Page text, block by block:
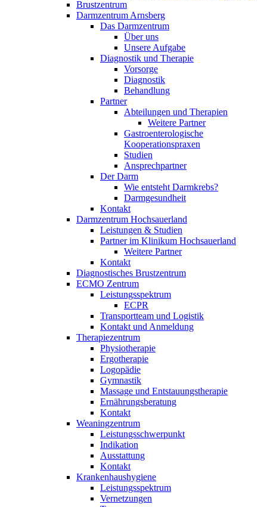
Brustzentrum
Darmzentrum Arnsberg
Das Darmzentrum
Über uns
Unsere Aufgabe
Diagnostik und Therapie
Vorsorge
Diagnostik
Behandlung
Partner
Abteilungen und Therapien
Weitere Partner
Gastroenterologische
Kooperationspraxen
Studien
Ansprechpartner
Der Darm
Wie entsteht Darmkrebs?
Darmgesundheit
Kontakt
Darmzentrum Hochsauerland
Leistungen & Studien
Partner im Klinikum Hochsauerland
Weitere Partner
Kontakt
Diagnostisches Brustzentrum
ECMO Zentrum
Leistungsspektrum
ECPR
Transportteam und Logistik
Kontakt und Anmeldung
Therapiezentrum
Physiotherapie
Ergotherapie
Logopädie
Gymnastik
Massage und Entstauungstherapie
Ernährungsberatung
Kontakt
Weaningzentrum
Leistungsschwerpunkt
Indikation
Ausstattung
Kontakt
Krankenhaushygiene
Leistungsspektrum
Vernetzungen